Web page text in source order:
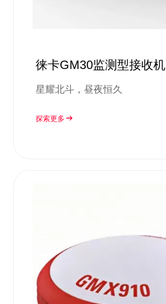
徕卡GM30监测型接收机
星耀北斗，昼夜恒久
探索更多